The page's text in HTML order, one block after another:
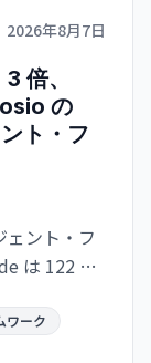
2026年8月7日
倍、
の
ト・フ
ント・フ
は 122 秒/
接近。速
ワーク